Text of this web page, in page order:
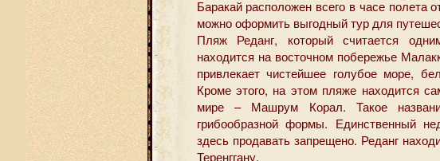
Баракай расположен всего в часе полета
можно оформить выгодный тур для
Пляж Реданг, который считается
находится на восточном побережье
привлекает чистейшее голубое море,
Кроме этого, на этом пляже находится
мире – Машрум Корал. Такое
грибообразной формы. Единственный
здесь продавать запрещено. Реданг
Теренггану.